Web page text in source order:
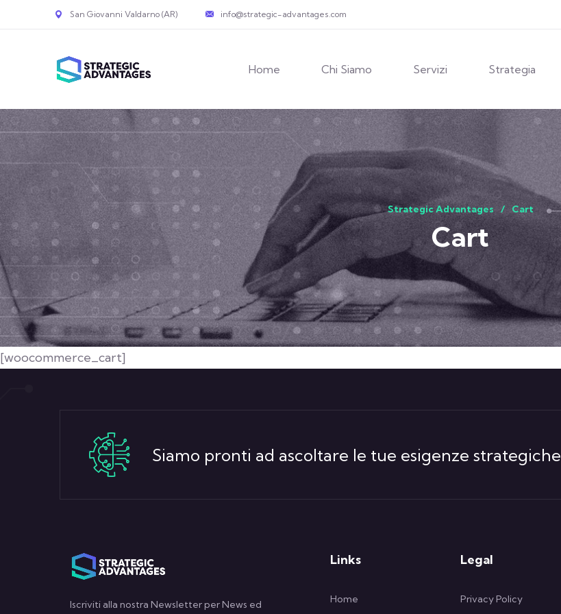
San Giovanni Valdarno (AR) info@strategic-advantages.com
Home Chi Siamo Servizi Strategia
Strategic Advantages Cart
Cart
[woocommerce_cart]
Siamo pronti ad ascoltare le tue esigenze strategiche
Iscriviti alla nostra Newsletter per News ed
Links
Home
Legal
Privacy Policy